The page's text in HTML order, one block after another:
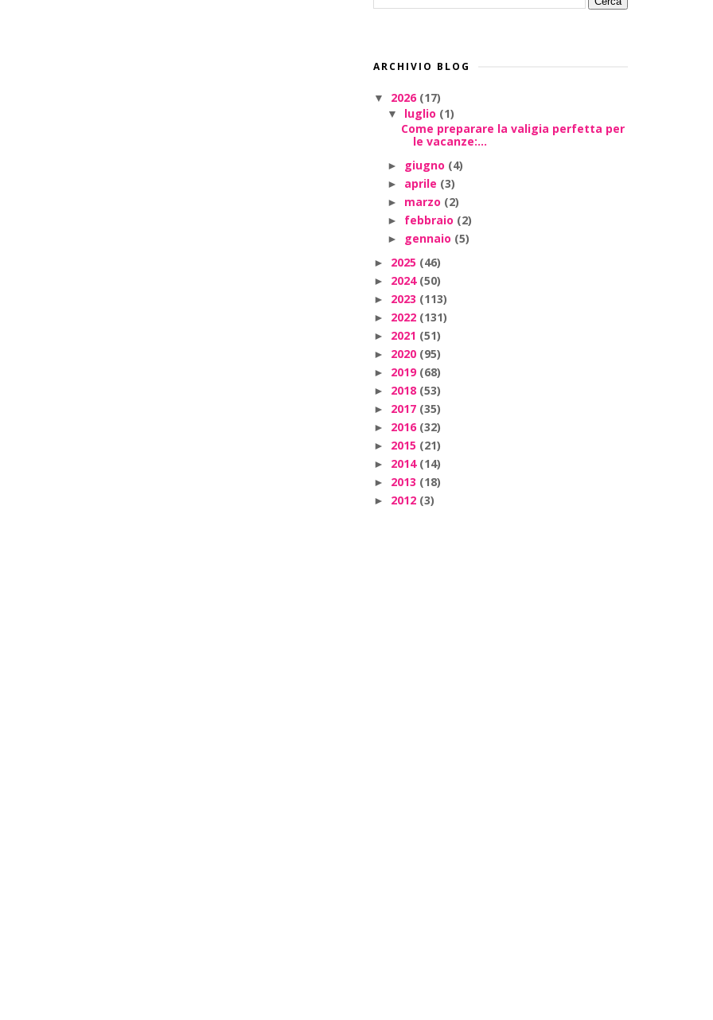
ARCHIVIO BLOG
▼ 2026 (17)
▼ luglio (1)
Come preparare la valigia perfetta per
le vacanze:...
► giugno (4)
► aprile (3)
► marzo (2)
► febbraio (2)
► gennaio (5)
► 2025 (46)
► 2024 (50)
► 2023 (113)
► 2022 (131)
► 2021 (51)
► 2020 (95)
► 2019 (68)
► 2018 (53)
► 2017 (35)
► 2016 (32)
► 2015 (21)
► 2014 (14)
► 2013 (18)
► 2012 (3)